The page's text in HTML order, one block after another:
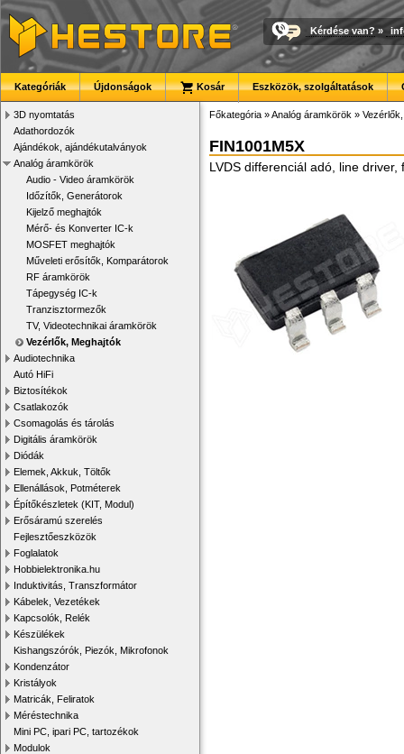
Kérdése van? »
Kategóriák Újdonságok Kosár Eszközök, szolgáltatások
3D nyomtatás
Adathordozók
Ajándékok, ajándékutalványok
Analóg áramkörök
Audio - Video áramkörök
Időzítők, Generátorok
Kijelző meghajtók
Mérő- és Konverter IC-k
MOSFET meghajtók
Műveleti erősítők, Komparátorok
RF áramkörök
Tápegység IC-k
Tranzisztormezők
TV, Videotechnikai áramkörök
Vezérlők, Meghajtók
Audiotechnika
Autó HiFi
Biztosítékok
Csatlakozók
Csomagolás és tárolás
Digitális áramkörök
Diódák
Elemek, Akkuk, Töltők
Ellenállások, Potméterek
Építőkészletek (KIT, Modul)
Erősáramú szerelés
Fejlesztőeszközök
Foglalatok
Hobbielektronika.hu
Induktivitás, Transzformátor
Kábelek, Vezetékek
Kapcsolók, Relék
Készülékek
Kishangszórók, Piezók, Mikrofonok
Kondenzátor
Kristályok
Matricák, Feliratok
Méréstechnika
Mini PC, ipari PC, tartozékok
Modulok
Főkategória »Analóg áramkörök »
FIN1001M5X
LVDS differenciál adó, line driver,